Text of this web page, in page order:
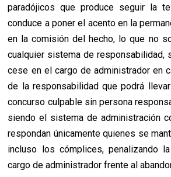
paradójicos que produce seguir la
conduce a poner el acento en la
en la comisión del hecho, lo que no
cualquier sistema de responsabilidad,
cese en el cargo de administrador en
de la responsabilidad que podrá
concurso culpable sin persona
siendo el sistema de administración
respondan únicamente quienes se
incluso los cómplices, penalizando
cargo de administrador frente al